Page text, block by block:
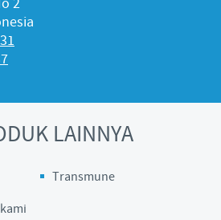
2
LAINNYA
Transmune